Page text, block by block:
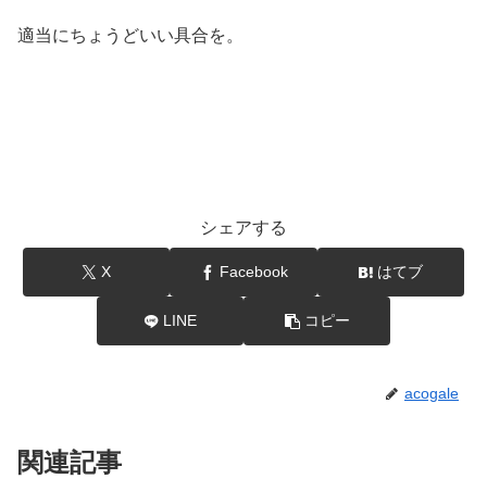
適当にちょうどいい具合を。
シェアする
X Facebook はてブ
LINE コピー
acogale
関連記事